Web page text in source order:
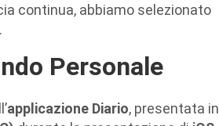
continua, abbiamo selezionato
Personale
applicazione Diario, presentata in